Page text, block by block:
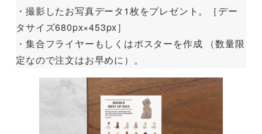
・撮影したお写真データ1枚をプレゼント。［デー
タサイズ680px×453px］
・集合フライヤーもしくはポスターを作成 （数量限
定なので注文はお早めに）。